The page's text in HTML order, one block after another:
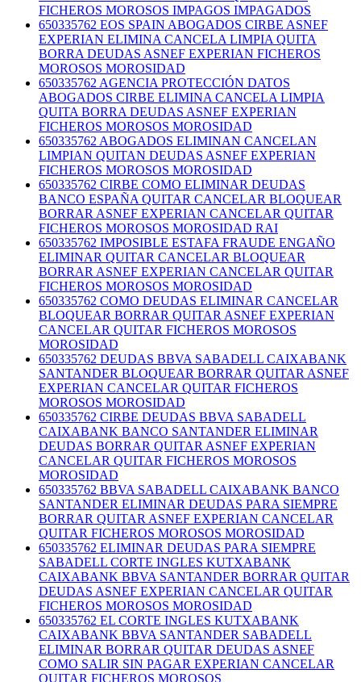
FICHEROS MOROSOS IMPAGOS IMPAGADOS
650335762 EOS SPAIN ABOGADOS CIRBE ASNEF
EXPERIAN ELIMINA CANCELA LIMPIA QUITA
BORRA DEUDAS ASNEF EXPERIAN FICHEROS
MOROSOS MOROSIDAD
650335762 AGENCIA PROTECCIÓN DATOS
ABOGADOS CIRBE ELIMINA CANCELA LIMPIA
QUITA BORRA DEUDAS ASNEF EXPERIAN
FICHEROS MOROSOS MOROSIDAD
650335762 ABOGADOS ELIMINAN CANCELAN
LIMPIAN QUITAN DEUDAS ASNEF EXPERIAN
FICHEROS MOROSOS MOROSIDAD
650335762 CIRBE COMO ELIMINAR DEUDAS
BANCO ESPAÑA QUITAR CANCELAR BLOQUEAR
BORRAR ASNEF EXPERIAN CANCELAR QUITAR
FICHEROS MOROSOS MOROSIDAD RAI
650335762 IMPOSIBLE ESTAFA FRAUDE ENGAÑO
ELIMINAR QUITAR CANCELAR BLOQUEAR
BORRAR ASNEF EXPERIAN CANCELAR QUITAR
FICHEROS MOROSOS MOROSIDAD
650335762 COMO DEUDAS ELIMINAR CANCELAR
BLOQUEAR BORRAR QUITAR ASNEF EXPERIAN
CANCELAR QUITAR FICHEROS MOROSOS
MOROSIDAD
650335762 DEUDAS BBVA SABADELL CAIXABANK
SANTANDER BLOQUEAR BORRAR QUITAR ASNEF
EXPERIAN CANCELAR QUITAR FICHEROS
MOROSOS MOROSIDAD
650335762 CIRBE DEUDAS BBVA SABADELL
CAIXABANK BANCO SANTANDER ELIMINAR
DEUDAS BORRAR QUITAR ASNEF EXPERIAN
CANCELAR QUITAR FICHEROS MOROSOS
MOROSIDAD
650335762 BBVA SABADELL CAIXABANK BANCO
SANTANDER ELIMINAR DEUDAS PARA SIEMPRE
BORRAR QUITAR ASNEF EXPERIAN CANCELAR
QUITAR FICHEROS MOROSOS MOROSIDAD
650335762 ELIMINAR DEUDAS PARA SIEMPRE
SABADELL CORTE INGLES KUTXABANK
CAIXABANK BBVA SANTANDER BORRAR QUITAR
DEUDAS ASNEF EXPERIAN CANCELAR QUITAR
FICHEROS MOROSOS MOROSIDAD
650335762 EL CORTE INGLES KUTXABANK
CAIXABANK BBVA SANTANDER SABADELL
ELIMINAR BORRAR QUITAR DEUDAS ASNEF
COMO SALIR SIN PAGAR EXPERIAN CANCELAR
QUITAR FICHEROS MOROSOS